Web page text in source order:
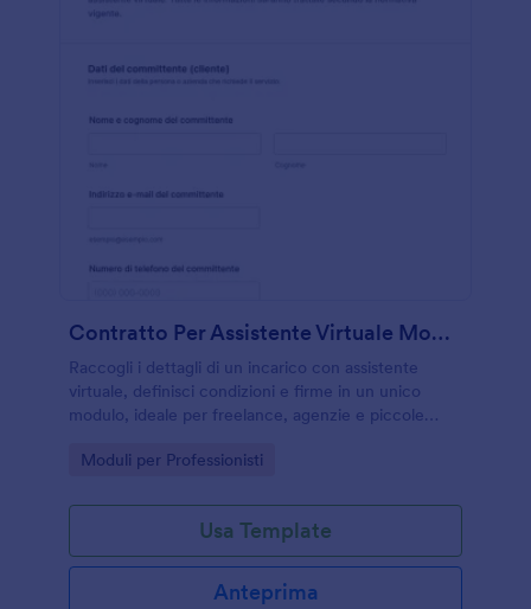
Contratto Per Assistente Virtuale Modulo
Raccogli i dettagli di un incarico con assistente
virtuale, definisci condizioni e firme in un unico
modulo, ideale per freelance, agenzie e piccole
accordi con Jotform.
Go to Category:
Moduli per Professionisti
Usa Template
Anteprima